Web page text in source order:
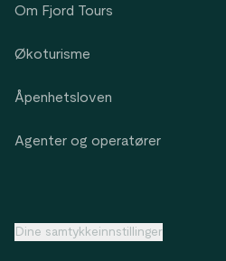
Om Fjord Tours
Økoturisme
Åpenhetsloven
Agenter og operatører
Dine samtykkeinnstillinger